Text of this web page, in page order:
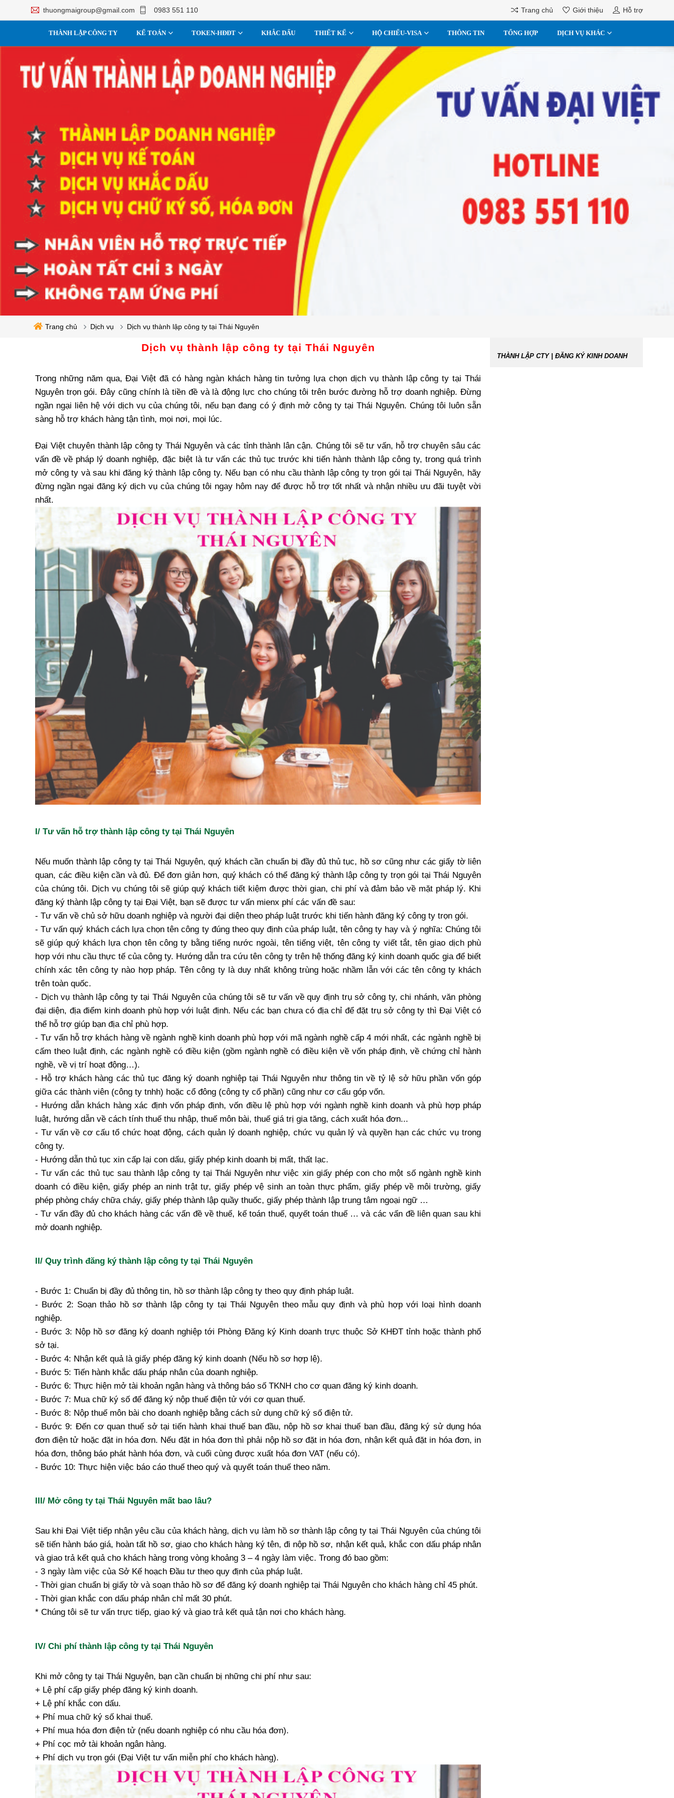
thuongmaigroup@gmail.com 0983 551 110 Trang chủ Giới thiệu Hỗ trợ
THÀNH LẬP CÔNG TY KẾ TOÁN TOKEN-HĐĐT KHẮC DẤU THIẾT KẾ HỘ CHIẾU-VISA THÔNG TIN TỔNG HỢP DỊCH VỤ KHÁC
Trang chủ Dịch vụ Dịch vụ thành lập công ty tại Thái Nguyên
Dịch vụ thành lập công ty tại Thái Nguyên
Trong những năm qua, Đại Việt đã có hàng ngàn khách hàng tin tưởng lựa chọn dịch vụ thành lập công ty tại Thái
Nguyên trọn gói. Đây cũng chính là tiền đề và là động lực cho chúng tôi trên bước đường hỗ trợ doanh nghiệp. Đừng
ngần ngại liên hệ với dịch vụ của chúng tôi, nếu bạn đang có ý định mở công ty tại Thái Nguyên. Chúng tôi luôn sẵn
sàng hỗ trợ khách hàng tận tình, mọi nơi, mọi lúc.
Đại Việt chuyên thành lập công ty Thái Nguyên và các tỉnh thành lân cận. Chúng tôi sẽ tư vấn, hỗ trợ chuyên sâu các
vấn đề về pháp lý doanh nghiệp, đặc biệt là tư vấn các thủ tục trước khi tiến hành thành lập công ty, trong quá trình
mở công ty và sau khi đăng ký thành lập công ty. Nếu bạn có nhu cầu thành lập công ty trọn gói tại Thái Nguyên, hãy
đừng ngần ngại đăng ký dịch vụ của chúng tôi ngay hôm nay để được hỗ trợ tốt nhất và nhận nhiều ưu đãi tuyệt vời
nhất.
I/ Tư vấn hỗ trợ thành lập công ty tại Thái Nguyên
Nếu muốn thành lập công ty tại Thái Nguyên, quý khách cần chuẩn bị đầy đủ thủ tục, hồ sơ cũng như các giấy tờ liên
quan, các điều kiện cần và đủ. Để đơn giản hơn, quý khách có thể đăng ký thành lập công ty trọn gói tại Thái Nguyên
của chúng tôi. Dịch vụ chúng tôi sẽ giúp quý khách tiết kiệm được thời gian, chi phí và đảm bảo về mặt pháp lý. Khi
đăng ký thành lập công ty tại Đại Việt, bạn sẽ được tư vấn mienx phí các vấn đề sau:
- Tư vấn về chủ sở hữu doanh nghiệp và người đại diện theo pháp luật trước khi tiến hành đăng ký công ty trọn gói.
- Tư vấn quý khách cách lựa chọn tên công ty đúng theo quy định của pháp luật, tên công ty hay và ý nghĩa: Chúng tôi
sẽ giúp quý khách lựa chọn tên công ty bằng tiếng nước ngoài, tên tiếng việt, tên công ty viết tắt, tên giao dịch phù
hợp với nhu cầu thực tế của công ty. Hướng dẫn tra cứu tên công ty trên hệ thống đăng ký kinh doanh quốc gia để biết
chính xác tên công ty nào hợp pháp. Tên công ty là duy nhất không trùng hoặc nhầm lẫn với các tên công ty khách
trên toàn quốc.
- Dịch vụ thành lập công ty tại Thái Nguyên của chúng tôi sẽ tư vấn về quy định trụ sở công ty, chi nhánh, văn phòng
đại diện, địa điểm kinh doanh phù hợp với luật định. Nếu các bạn chưa có địa chỉ để đặt trụ sở công ty thì Đại Việt có
thể hỗ trợ giúp bạn địa chỉ phù hợp.
- Tư vấn hỗ trợ khách hàng về ngành nghề kinh doanh phù hợp với mã ngành nghề cấp 4 mới nhất, các ngành nghề bị
cấm theo luật định, các ngành nghề có điều kiện (gồm ngành nghề có điều kiện về vốn pháp định, về chứng chỉ hành
nghề, về vị trí hoạt động…).
- Hỗ trợ khách hàng các thủ tục đăng ký doanh nghiệp tại Thái Nguyên như thông tin về tỷ lệ sở hữu phần vốn góp
giữa các thành viên (công ty tnhh) hoặc cổ đông (công ty cổ phần) cũng như cơ cấu góp vốn.
- Hướng dẫn khách hàng xác định vốn pháp định, vốn điều lệ phù hợp với ngành nghề kinh doanh và phù hợp pháp
luật, hướng dẫn về cách tính thuế thu nhập, thuế môn bài, thuế giá trị gia tăng, cách xuất hóa đơn...
- Tư vấn về cơ cấu tổ chức hoạt động, cách quản lý doanh nghiệp, chức vụ quản lý và quyền hạn các chức vụ trong
công ty.
- Hướng dẫn thủ tục xin cấp lại con dấu, giấy phép kinh doanh bị mất, thất lạc.
- Tư vấn các thủ tục sau thành lập công ty tại Thái Nguyên như việc xin giấy phép con cho một số ngành nghề kinh
doanh có điều kiện, giấy phép an ninh trật tự, giấy phép vệ sinh an toàn thực phẩm, giấy phép về môi trường, giấy
phép phòng cháy chữa cháy, giấy phép thành lập quầy thuốc, giấy phép thành lập trung tâm ngoại ngữ …
- Tư vấn đầy đủ cho khách hàng các vấn đề về thuế, kế toán thuế, quyết toán thuế … và các vấn đề liên quan sau khi
mở doanh nghiệp.
II/ Quy trình đăng ký thành lập công ty tại Thái Nguyên
- Bước 1: Chuẩn bị đầy đủ thông tin, hồ sơ thành lập công ty theo quy định pháp luật.
- Bước 2: Soạn thảo hồ sơ thành lập công ty tại Thái Nguyên theo mẫu quy định và phù hợp với loại hình doanh
nghiệp.
- Bước 3: Nộp hồ sơ đăng ký doanh nghiệp tới Phòng Đăng ký Kinh doanh trực thuộc Sở KHĐT tỉnh hoặc thành phố
sở tại.
- Bước 4: Nhận kết quả là giấy phép đăng ký kinh doanh (Nếu hồ sơ hợp lệ).
- Bước 5: Tiến hành khắc dấu pháp nhân của doanh nghiệp.
- Bước 6: Thực hiện mở tài khoản ngân hàng và thông báo số TKNH cho cơ quan đăng ký kinh doanh.
- Bước 7: Mua chữ ký số để đăng ký nộp thuế điện tử với cơ quan thuế.
- Bước 8: Nộp thuế môn bài cho doanh nghiệp bằng cách sử dụng chữ ký số điện tử.
- Bước 9: Đến cơ quan thuế sở tại tiến hành khai thuế ban đầu, nộp hồ sơ khai thuế ban đầu, đăng ký sử dụng hóa
đơn điện tử hoặc đặt in hóa đơn. Nếu đặt in hóa đơn thì phải nộp hồ sơ đặt in hóa đơn, nhận kết quả đặt in hóa đơn, in
hóa đơn, thông báo phát hành hóa đơn, và cuối cùng được xuất hóa đơn VAT (nếu có).
- Bước 10: Thực hiện việc báo cáo thuế theo quý và quyết toán thuế theo năm.
III/ Mở công ty tại Thái Nguyên mất bao lâu?
Sau khi Đại Việt tiếp nhận yêu cầu của khách hàng, dịch vụ làm hồ sơ thành lập công ty tại Thái Nguyên của chúng tôi
sẽ tiến hành báo giá, hoàn tất hồ sơ, giao cho khách hàng ký tên, đi nộp hồ sơ, nhận kết quả, khắc con dấu pháp nhân
và giao trả kết quả cho khách hàng trong vòng khoảng 3 – 4 ngày làm việc. Trong đó bao gồm:
- 3 ngày làm việc của Sở Kế hoạch Đầu tư theo quy định của pháp luật.
- Thời gian chuẩn bị giấy tờ và soạn thảo hồ sơ để đăng ký doanh nghiệp tại Thái Nguyên cho khách hàng chỉ 45 phút.
- Thời gian khắc con dấu pháp nhân chỉ mất 30 phút.
* Chúng tôi sẽ tư vấn trực tiếp, giao ký và giao trả kết quả tận nơi cho khách hàng.
IV/ Chi phí thành lập công ty tại Thái Nguyên
Khi mở công ty tại Thái Nguyên, bạn cần chuẩn bị những chi phí như sau:
+ Lệ phí cấp giấy phép đăng ký kinh doanh.
+ Lệ phí khắc con dấu.
+ Phí mua chữ ký số khai thuế.
+ Phí mua hóa đơn điện tử (nếu doanh nghiệp có nhu cầu hóa đơn).
+ Phí cọc mở tài khoản ngân hàng.
+ Phí dịch vụ trọn gói (Đại Việt tư vấn miễn phí cho khách hàng).
THÀNH LẬP CTY | ĐĂNG KÝ KINH DOANH